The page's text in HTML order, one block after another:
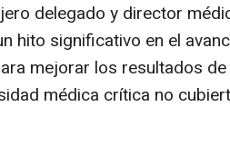
delegado y director
hito significativo en el
mejorar los resultados
médica crítica no